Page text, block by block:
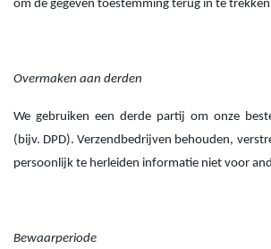
om de gegeven toestemming terug in te
Overmaken aan derden
We gebruiken een derde partij om onze
(bijv. DPD). Verzendbedrijven behouden,
persoonlijk te herleiden informatie niet voor
Bewaarperiode